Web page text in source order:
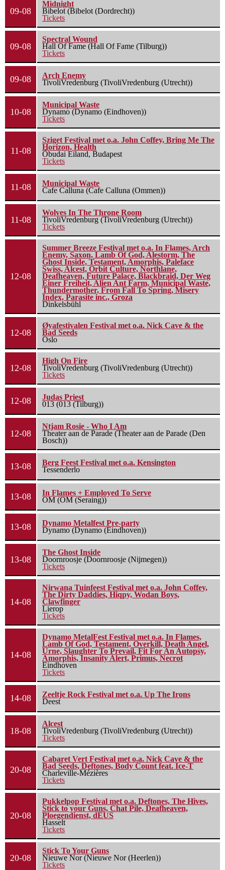
09-08
Midnight
Bibelot (Bibelot (Dordrecht))
Tickets
09-08
Spectral Wound
Hall Of Fame (Hall Of Fame (Tilburg))
Tickets
09-08
Arch Enemy
TivoliVredenburg (TivoliVredenburg (Utrecht))
10-08
Municipal Waste
Dynamo (Dynamo (Eindhoven))
Tickets
11-08
Sziget Festival met o.a. John Coffey, Bring Me The
Horizon, Health
Óbudai Eiland, Budapest
Tickets
11-08
Municipal Waste
Cafe Calluna (Cafe Calluna (Ommen))
11-08
Wolves In The Throne Room
TivoliVredenburg (TivoliVredenburg (Utrecht))
Tickets
12-08
Summer Breeze Festival met o.a. In Flames, Arch
Enemy, Saxon, Lamb Of God, Alestorm, The
Ghost Inside, Testament, Amorphis, Paleface
Swiss, Alcest, Orbit Culture, Northlane,
Deafheaven, Future Palace, Blackbraid, Der Weg
Einer Freiheit, Alien Ant Farm, Municipal Waste,
Thundermother, From Fall To Spring, Misery
Index, Parasite inc., Groza
Dinkelsbühl
12-08
Øyafestivalen Festival met o.a. Nick Cave & the
Bad Seeds
Oslo
12-08
High On Fire
TivoliVredenburg (TivoliVredenburg (Utrecht))
Tickets
12-08
Judas Priest
013 (013 (Tilburg))
12-08
Ntjam Rosie - Who I Am
Theater aan de Parade (Theater aan de Parade (Den
Bosch))
13-08
Berg Feest Festival met o.a. Kensington
Tessenderlo
13-08
In Flames + Employed To Serve
OM (OM (Seraing))
13-08
Dynamo Metalfest Pre-party
Dynamo (Dynamo (Eindhoven))
13-08
The Ghost Inside
Doornroosje (Doornroosje (Nijmegen))
Tickets
14-08
Nirwana Tuinfeest Festival met o.a. John Coffey,
The Dirty Daddies, Hiqpy, Wodan Boys,
Clawfinger
Lierop
Tickets
14-08
Dynamo MetalFest Festival met o.a. In Flames,
Lamb Of God, Testament, Overkill, Death Angel,
Urne, Slaughter To Prevail, Fit For An Autopsy,
Amorphis, Insanity Alert, Primus, Necrot
Eindhoven
Tickets
14-08
Zeeltje Rock Festival met o.a. Up The Irons
Deest
18-08
Alcest
TivoliVredenburg (TivoliVredenburg (Utrecht))
Tickets
20-08
Cabaret Vert Festival met o.a. Nick Cave & the
Bad Seeds, Deftones, Body Count feat. Ice-T
Charleville-Mézières
Tickets
20-08
Pukkelpop Festival met o.a. Deftones, The Hives,
Stick to your Guns, Chat Pile, Deafheaven,
Ploegendienst, dEUS
Hasselt
Tickets
20-08
Stick To Your Guns
Nieuwe Nor (Nieuwe Nor (Heerlen))
Tickets